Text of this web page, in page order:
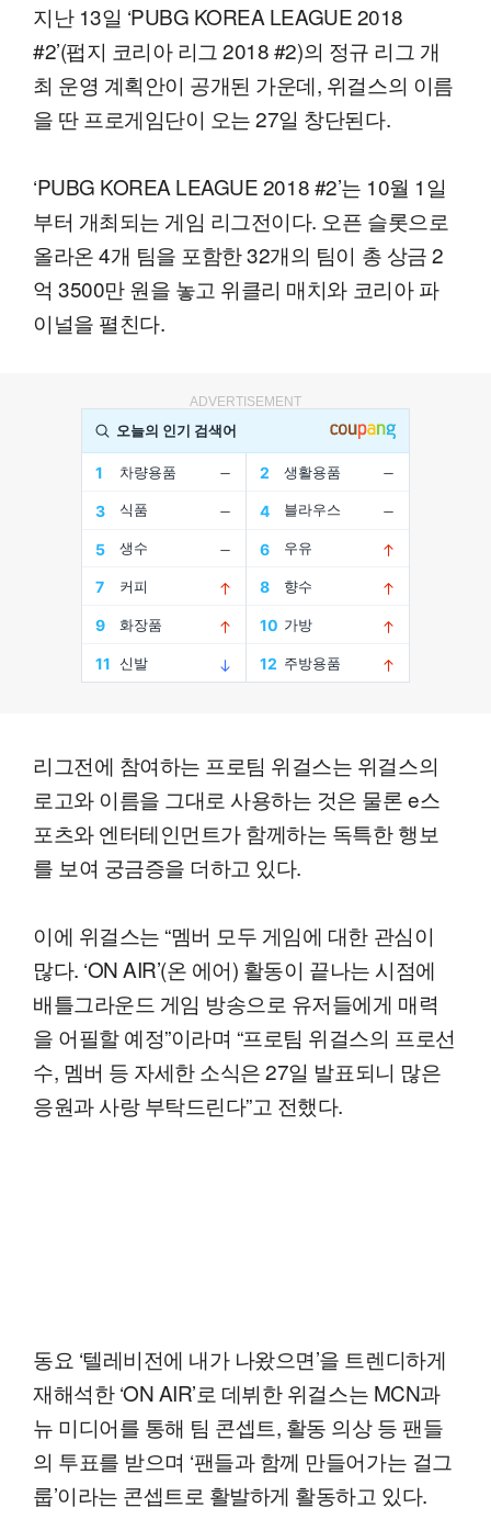
지난 13일 ‘PUBG KOREA LEAGUE 2018
#2’(펍지 코리아 리그 2018 #2)의 정규 리그 개
최 운영 계획안이 공개된 가운데, 위걸스의 이름
을 딴 프로게임단이 오는 27일 창단된다.
‘PUBG KOREA LEAGUE 2018 #2’는 10월 1일
부터 개최되는 게임 리그전이다. 오픈 슬롯으로
올라온 4개 팀을 포함한 32개의 팀이 총 상금 2
억 3500만 원을 놓고 위클리 매치와 코리아 파
이널을 펼친다.
ADVERTISEMENT
리그전에 참여하는 프로팀 위걸스는 위걸스의
로고와 이름을 그대로 사용하는 것은 물론 e스
포츠와 엔터테인먼트가 함께하는 독특한 행보
를 보여 궁금증을 더하고 있다.
이에 위걸스는 “멤버 모두 게임에 대한 관심이
많다. ‘ON AIR’(온 에어) 활동이 끝나는 시점에
배틀그라운드 게임 방송으로 유저들에게 매력
을 어필할 예정”이라며 “프로팀 위걸스의 프로선
수, 멤버 등 자세한 소식은 27일 발표되니 많은
응원과 사랑 부탁드린다”고 전했다.
동요 ‘텔레비전에 내가 나왔으면’을 트렌디하게
재해석한 ‘ON AIR’로 데뷔한 위걸스는 MCN과
뉴 미디어를 통해 팀 콘셉트, 활동 의상 등 팬들
의 투표를 받으며 ‘팬들과 함께 만들어가는 걸그
룹’이라는 콘셉트로 활발하게 활동하고 있다.